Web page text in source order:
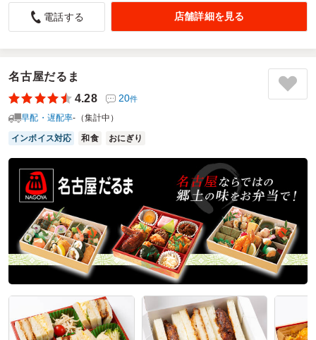
冷めても惜しかったですよ
4.5
参加者の年齢：40代～50代男女比：
愛知県名古屋市南区要町
電話する 店舗詳細を見る
名古屋だるま
4.28
20件
早配・遅配率-（集計中）
インボイス対応 和食 おにぎり